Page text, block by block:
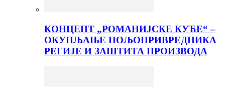
КОНЦЕПТ „РОМАНИЈСКЕ КУЋЕ“ –
ОКУПЉАЊЕ ПОЉОПРИВРЕДНИКА
РЕГИЈЕ И ЗАШТИТА ПРОИЗВОДА